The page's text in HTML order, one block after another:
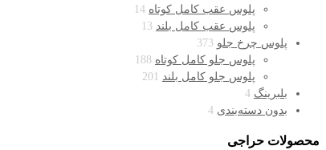
پلوس عقب کامل کوتاه 14
پلوس عقب کامل بلند 13
پلوس چرخ جلو 373
پلوس جلو کامل کوتاه 188
پلوس جلو کامل بلند 201
بلبرینگ 4
بدون دسته‌بندی 4
محصولات حراجی